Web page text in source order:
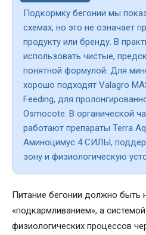
Подкормку бегонии мы
схемах, но это не означает
продукту или бренду. В
использовать чистые,
понятной формулой. Для
хорошо подходят Valagro
Feeding, для
Osmocote. В органической
работают препараты Terra
Аминоцимус 4 СИЛЫ,
зону и физиологическую
Питание бегонии должно быть
«подкармливанием», а
физиологических процессов